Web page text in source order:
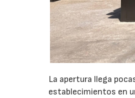
La apertura llega
establecimientos en